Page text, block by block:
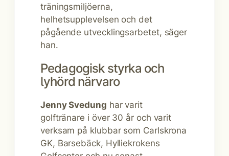
träningsmiljöerna,
helhetsupplevelsen och det
pågående utvecklingsarbetet, säger
han.
Pedagogisk styrka och
lyhörd närvaro
Jenny Svedung har varit
golftränare i över 30 år och varit
verksam på klubbar som Carlskrona
GK, Barsebäck, Hylliekrokens